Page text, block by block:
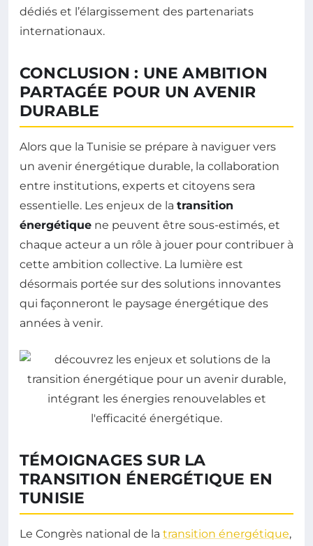
dédiés et l’élargissement des partenariats
internationaux.
CONCLUSION : UNE AMBITION
PARTAGÉE POUR UN AVENIR
DURABLE
Alors que la Tunisie se prépare à naviguer vers
un avenir énergétique durable, la collaboration
entre institutions, experts et citoyens sera
essentielle. Les enjeux de la transition
énergétique ne peuvent être sous-estimés, et
chaque acteur a un rôle à jouer pour contribuer à
cette ambition collective. La lumière est
désormais portée sur des solutions innovantes
qui façonneront le paysage énergétique des
années à venir.
TÉMOIGNAGES SUR LA
TRANSITION ÉNERGÉTIQUE EN
TUNISIE
Le Congrès national de la transition énergétique,